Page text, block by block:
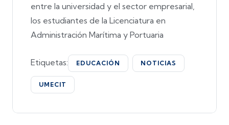
entre la universidad y el sector empresarial,
los estudiantes de la Licenciatura en
Administración Marítima y Portuaria
Etiquetas: EDUCACIÓN NOTICIAS
UMECIT